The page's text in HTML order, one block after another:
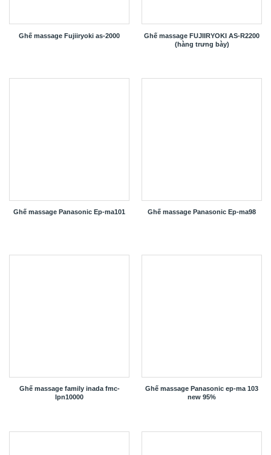
Ghế massage Fujiiryoki as-2000
Ghế massage FUJIIRYOKI AS-R2200
(hàng trưng bày)
Ghế massage Panasonic Ep-ma101 Ghế massage Panasonic Ep-ma98
Ghế massage family inada fmc-
lpn10000
Ghế massage Panasonic ep-ma 103
new 95%